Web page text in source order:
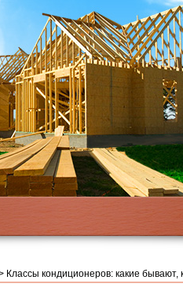
Классы кондиционеров: какие бывают,